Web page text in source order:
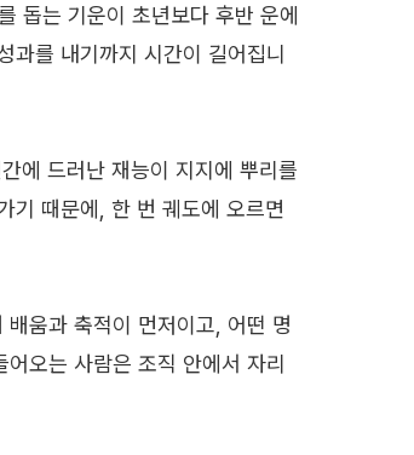
돕는 기운이 초년보다 후반 운에
과를 내기까지 시간이 길어집니
에 드러난 재능이 지지에 뿌리를
기 때문에, 한 번 궤도에 오르면
움과 축적이 먼저이고, 어떤 명
오는 사람은 조직 안에서 자리